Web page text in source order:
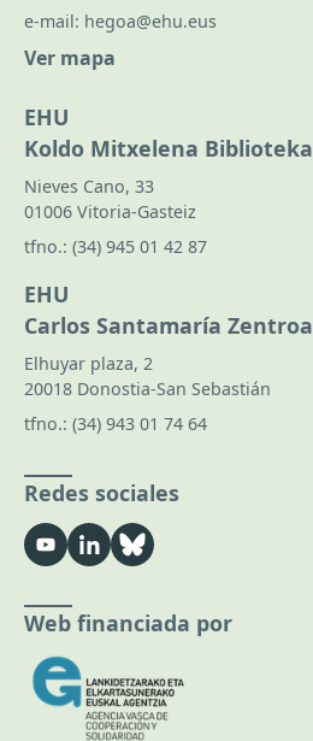
e-mail: hegoa@ehu.eus
Ver mapa
EHU
Koldo Mitxelena Biblioteka
Nieves Cano, 33
01006 Vitoria-Gasteiz
tfno.: (34) 945 01 42 87
EHU
Carlos Santamaría Zentroa
Elhuyar plaza, 2
20018 Donostia-San Sebastián
tfno.: (34) 943 01 74 64
Redes sociales
Web financiada por